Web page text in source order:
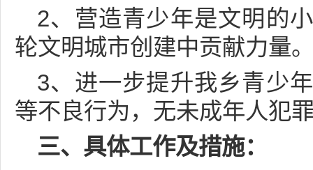
2、营造青少年是文明的
轮文明城市创建中贡献力量
3、进一步提升我乡青少
等不良行为，无未成年人犯
三、具体工作及措施：